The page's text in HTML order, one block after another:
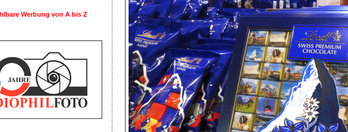
Werbung von A bis Z